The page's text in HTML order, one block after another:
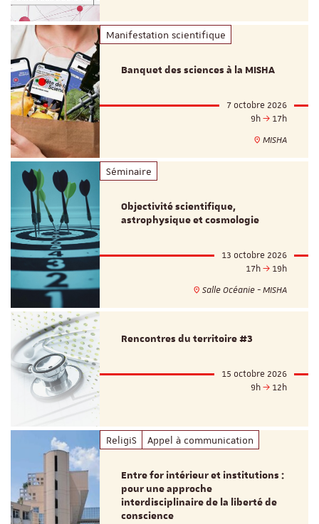
Manifestation scientifique
Banquet des sciences à la MISHA
7 octobre 2026
9h
17h
MISHA
Séminaire
Objectivité scientifique,
astrophysique et cosmologie
13 octobre 2026
17h
19h
Salle Océanie - MISHA
Rencontres du territoire #3
15 octobre 2026
9h
12h
ReligiS Appel à communication
Entre for intérieur et institutions :
pour une approche
interdisciplinaire de la liberté de
conscience